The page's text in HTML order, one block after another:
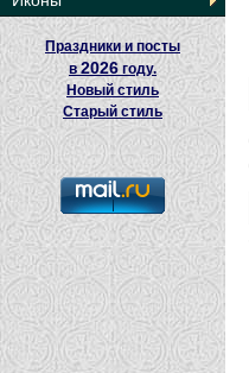
Праздники и посты
в2026 году.
Новый стиль
Старый стиль